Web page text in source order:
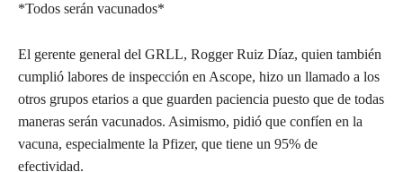
*Todos serán vacunados*
El gerente general del GRLL, Rogger Ruiz Díaz, quien también
cumplió labores de inspección en Ascope, hizo un llamado a los
otros grupos etarios a que guarden paciencia puesto que de todas
maneras serán vacunados. Asimismo, pidió que confíen en la
vacuna, especialmente la Pfizer, que tiene un 95% de
efectividad.